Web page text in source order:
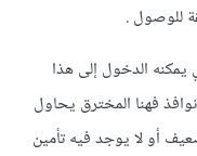
للوصول .
الدخول إلى هذا
فهنا المخترق يحاول
أو لا يوجد فيه تأمين